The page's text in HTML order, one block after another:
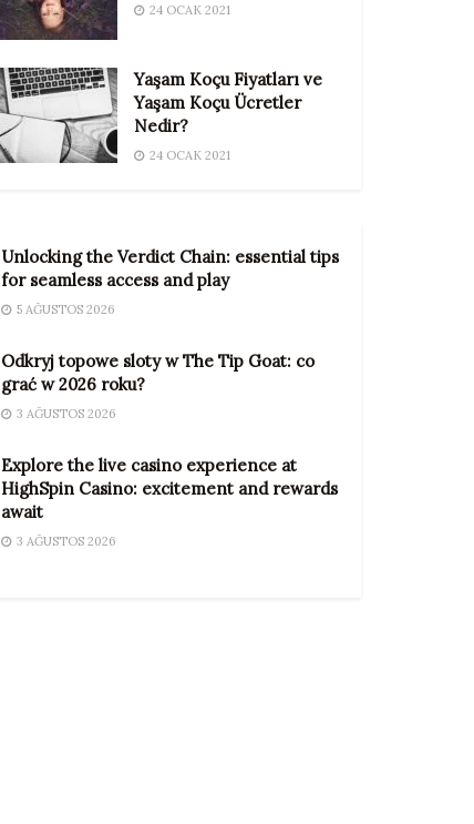
24 OCAK 2021
Yaşam Koçu Fiyatları ve
Yaşam Koçu Ücretler
Nedir?
24 OCAK 2021
Unlocking the Verdict Chain: essential tips
for seamless access and play
5 AĞUSTOS 2026
Odkryj topowe sloty w The Tip Goat: co
grać w 2026 roku?
3 AĞUSTOS 2026
Explore the live casino experience at
HighSpin Casino: excitement and rewards
await
3 AĞUSTOS 2026